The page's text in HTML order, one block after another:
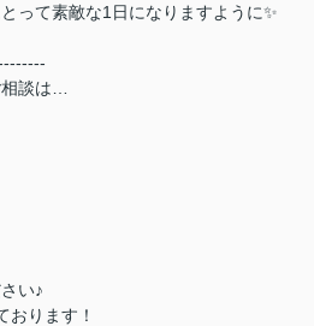
って素敵な1日になりますように✨
談は…
い♪
おります！